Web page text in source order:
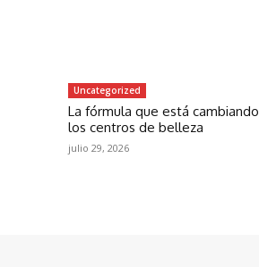
Uncategorized
La fórmula que está cambiando
los centros de belleza
julio 29, 2026